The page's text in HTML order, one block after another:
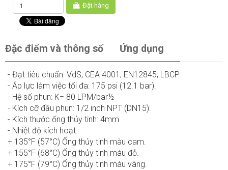
Đặt hàng
Đặc điểm và thông số Ứng dụng
- Đạt tiêu chuẩn: VdS; CEA 4001; EN12845; LBCP
- Áp lực làm việc tối đa: 175 psi (12.1 bar).
- Hệ số phun: K= 80 LPM/bar½
- Kích cỡ đầu phun: 1/2 inch NPT (DN15).
- Kích thước ống thủy tinh: 4mm
- Nhiệt độ kích hoạt:
+ 135°F (57°C) Ống thủy tinh màu cam.
+ 155°F (68°C) Ống thủy tinh màu đỏ.
+ 175°F (79°C) Ống thủy tinh màu vàng.